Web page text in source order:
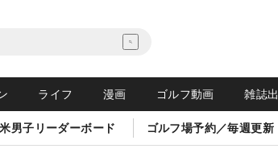
ライフ 漫画 ゴルフ動画 雑誌
男子リーダーボード ゴルフ場予約／毎週更